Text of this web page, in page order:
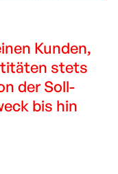
Kunden,
stets
der Soll-
bis hin